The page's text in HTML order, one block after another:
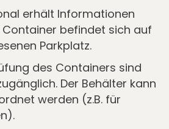
erhält Informationen
Container befindet sich auf
Parkplatz.
des Containers sind
Der Behälter kann
werden (z.B. für